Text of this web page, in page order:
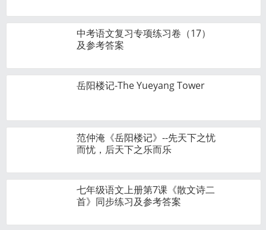
中考语文复习专项练习卷（17）
及参考答案
岳阳楼记-The Yueyang Tower
范仲淹《岳阳楼记》--先天下之忧
而忧，后天下之乐而乐
七年级语文上册第7课《散文诗二
首》同步练习及参考答案